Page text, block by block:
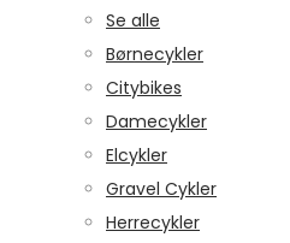
Se alle
Børnecykler
Citybikes
Damecykler
Elcykler
Gravel Cykler
Herrecykler